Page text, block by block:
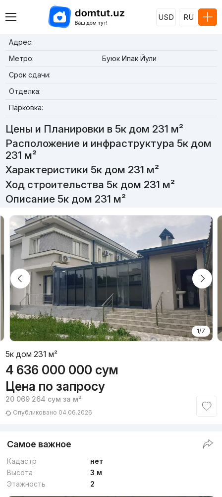
USD RU
Адрес:
Метро:
Буюк Ипак Йули
Срок сдачи:
Отделка:
Парковка:
Цены и Планировки в 5к дом 231 м²
Расположение и инфраструктура 5к дом
231 м²
Характеристики 5к дом 231 м²
Ход строительства 5к дом 231 м²
Описание 5к дом 231 м²
1/7
5к дом 231 м²
4 636 000 000 сум
Цена по запросу
20 069 264 сум за м²
Опубликовано 04.06.2026
Самое важное
Кадастр
нет
Высота
3 м
Этажность
2